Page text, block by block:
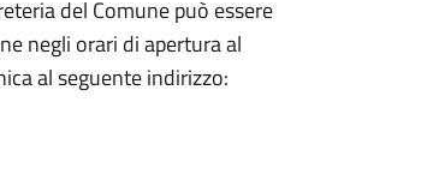
del Comune può essere
negli orari di apertura al
al seguente indirizzo: